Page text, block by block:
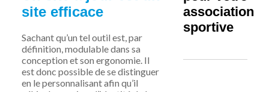
site efficace
Sachant qu’un tel outil est, par
définition, modulable dans sa
conception et son ergonomie. Il
est donc possible de se distinguer
en le personnalisant afin qu’il
association
sportive